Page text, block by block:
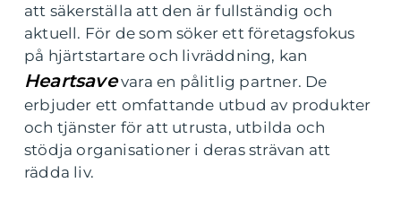
att säkerställa att den är fullständig och
aktuell. För de som söker ett företagsfokus
på hjärtstartare och livräddning, kan
Heartsave vara en pålitlig partner. De
erbjuder ett omfattande utbud av produkter
och tjänster för att utrusta, utbilda och
stödja organisationer i deras strävan att
rädda liv.